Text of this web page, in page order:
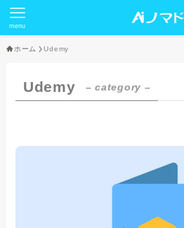
menu
ホーム Udemy
Udemy – category –